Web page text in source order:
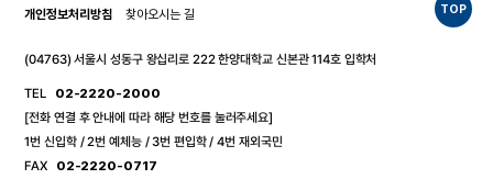
개인정보처리방침 찾아오시는 길
(04763) 서울시 성동구 왕십리로 222 한양대학교 신본관 114호 입학처
TEL
02-2220-2000
[전화 연결 후 안내에 따라 해당 번호를 눌러주세요]
1번 신입학 / 2번 예체능 / 3번 편입학 / 4번 재외국민
FAX
02-2220-0717
TOP